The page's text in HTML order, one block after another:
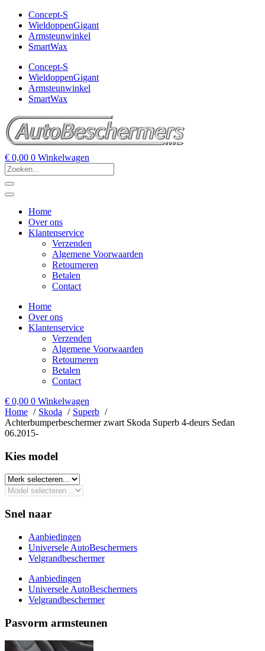
Concept-S
WieldoppenGigant
Armsteunwinkel
SmartWax
Concept-S
WieldoppenGigant
Armsteunwinkel
SmartWax
€ 0,00 0 Winkelwagen
Home
Over ons
Klantenservice
Verzenden
Algemene Voorwaarden
Retourneren
Betalen
Contact
Home
Over ons
Klantenservice
Verzenden
Algemene Voorwaarden
Retourneren
Betalen
Contact
€ 0,00 0 Winkelwagen
Home
Skoda
Superb
Achterbumperbeschermer zwart Skoda Superb 4-deurs Sedan
06.2015-
Kies model​
Snel naar
Aanbiedingen
Universele AutoBeschermers
Velgrandbeschermer
Aanbiedingen
Universele AutoBeschermers
Velgrandbeschermer
Pasvorm armsteunen